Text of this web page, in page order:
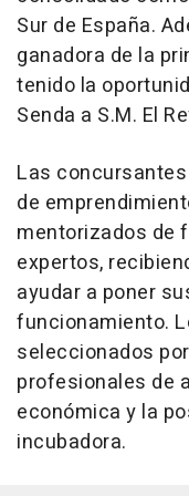
Sur de España.
ganadora de la
tenido la
Senda a S.M. El
Las
de
mentorizados de
expertos,
ayudar a poner
funcionamiento.
seleccionados
profesionales de
económica y la
incubadora.